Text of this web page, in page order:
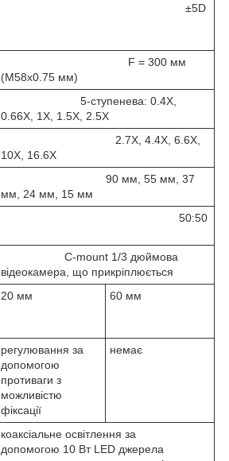
±5D
F = 300 мм
(M58x0.75 мм)
5-ступенева: 0.4X,
0.66X, 1X, 1.5X, 2.5X
2.7X, 4.4X, 6.6X,
10X, 16.6X
90 мм, 55 мм, 37
мм, 24 мм, 15 мм
50:50
C-mount 1/3 дюймова
відеокамера, що прикріплюється
20 мм 60 мм
регулювання за
допомогою
противаги з
можливістю
фіксації
немає
коаксіальне освітлення за
допомогою 10 Вт LED джерела